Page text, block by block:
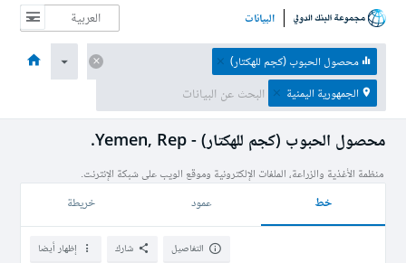
البيانات
الصفحة الرئيسية الاقتصادات الموضوعات البيانات والموارد نبذة عن محصول الحبوب (كجم للهكتار)
الجمهورية اليمنية
محصول الحبوب (كجم للهكتار) - Yemen, Rep.
خط عمود خريطة
إظهار أيضا شارك التفاصيل